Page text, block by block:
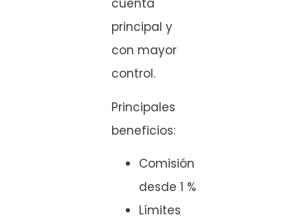
cuenta
principal y
con mayor
control.
Principales
beneficios:
Comisión
desde 1 %
Límites